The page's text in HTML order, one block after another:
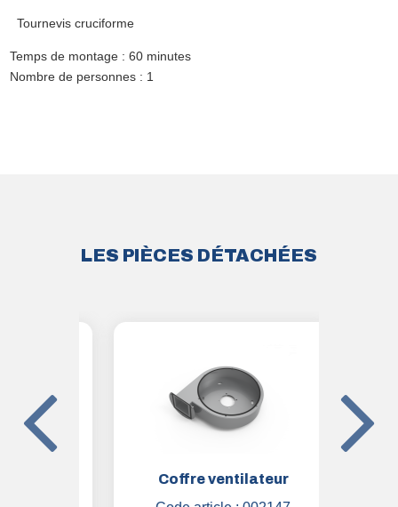
Tournevis cruciforme
Temps de montage : 60 minutes
Nombre de personnes : 1
LES PIÈCES DÉTACHÉES
Coffre ventilateur